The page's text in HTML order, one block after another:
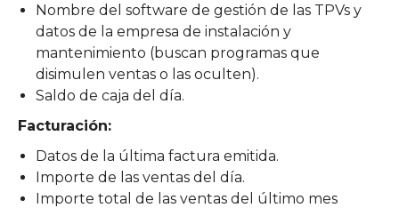
Nombre del software de gestión de las TPVs y
datos de la empresa de instalación y
mantenimiento (buscan programas que
disimulen ventas o las oculten).
Saldo de caja del día.
Facturación:
Datos de la última factura emitida.
Importe de las ventas del día.
Importe total de las ventas del último mes